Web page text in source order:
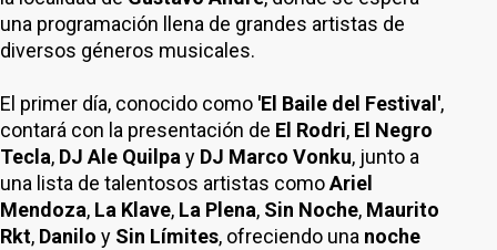
una programación llena de grandes artistas de
diversos géneros musicales.
El primer día, conocido como 'El Baile del Festival',
contará con la presentación de El Rodri, El Negro
Tecla, DJ Ale Quilpa y DJ Marco Vonku, junto a
una lista de talentosos artistas comoAriel
Mendoza, La Klave, La Plena, Sin Noche, Maurito
Rkt, Danilo y Sin Límites, ofreciendo una noche